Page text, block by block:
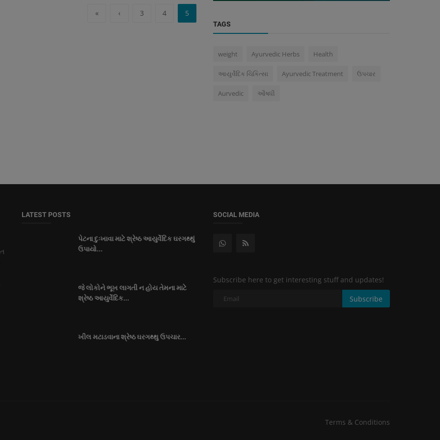
« ‹ 3 4 5
TAGS
weight Ayurvedic Herbs Health
આયુર્વેદિક ચિકિત્સા Ayurvedic Treatment ઉપચાર
Aurvedic ઔષધી
LATEST POSTS
પેટના દુઃખાવા માટે શ્રેષ્ઠ આયુર્વેદિક ઘરગથ્થું
ઉપાયો...
જે લોકોને ભૂખ લાગતી ન હોય તેમના માટે
શ્રેષ્ઠ આયુર્વેદિક...
ખીલ મટાડવાના શ્રેષ્ઠ ઘરગથ્થુ ઉપચાર...
SOCIAL MEDIA
Subscribe here to get interesting stuff and updates!
Subscribe
Terms & Conditions